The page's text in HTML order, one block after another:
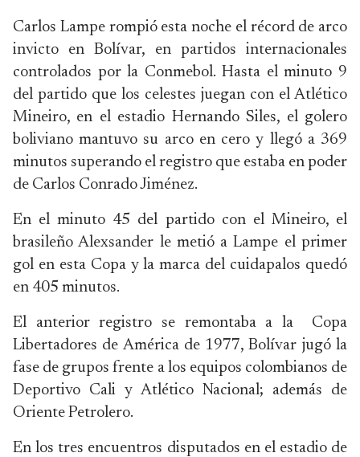
Carlos Lampe rompió esta noche el récord de arco
invicto en Bolívar, en partidos internacionales
controlados por la Conmebol. Hasta el minuto 9
del partido que los celestes juegan con el Atlético
Mineiro, en el estadio Hernando Siles, el golero
boliviano mantuvo su arco en cero y llegó a 369
minutos superando el registro que estaba en poder
de Carlos Conrado Jiménez.
En el minuto 45 del partido con el Mineiro, el
brasileño Alexsander le metió a Lampe el primer
gol en esta Copa y la marca del cuidapalos quedó
en 405 minutos.
El anterior registro se remontaba a la Copa
Libertadores de América de 1977, Bolívar jugó la
fase de grupos frente a los equipos colombianos de
Deportivo Cali y Atlético Nacional; además de
Oriente Petrolero.
En los tres encuentros disputados en el estadio de